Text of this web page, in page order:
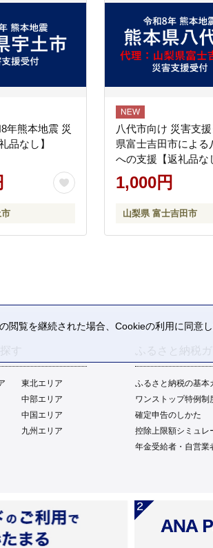
年熊本地震 災
品なし】
八代市向け 災害支
県富士吉田市による
への支援【返礼品な
1,000円
山梨県 富士吉田市
す
東北エリア
中部エリア
中国エリア
九州エリア
ふるさと納税ガ
ふるさと納税の基本
ワンストップ特例制
確定申告のしかた
控除上限額シミュレ
年金受給者・自営業
覧を継続された場合、Cookieの利用に同意し